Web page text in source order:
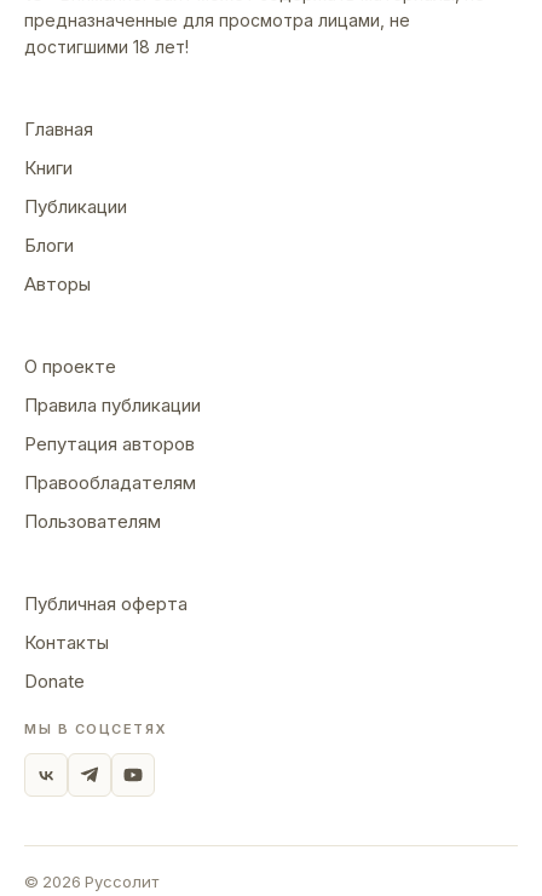
предназначенные для просмотра лицами, не
достигшими 18 лет!
Главная
Книги
Публикации
Блоги
Авторы
О проекте
Правила публикации
Репутация авторов
Правообладателям
Пользователям
Публичная оферта
Контакты
Donate
МЫ В СОЦСЕТЯХ
© 2026 Руссолит